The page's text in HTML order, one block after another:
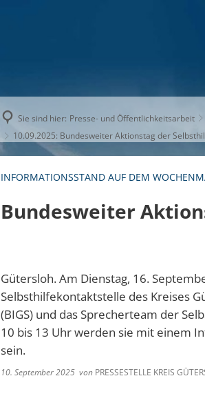
Sie sind hier: Presse- und Öffentlichkeitsarbeit
10.09.2025: Bundesweiter Aktionstag der
INFORMATIONSSTAND AUF DEM
Bundesweiter
Gütersloh. Am Dienstag, 16.
Selbsthilfekontaktstelle des Kreises
(BIGS) und das Sprecherteam der
10 bis 13 Uhr werden sie mit einem
sein.
10. September 2025 von PRESSESTELLE KREIS